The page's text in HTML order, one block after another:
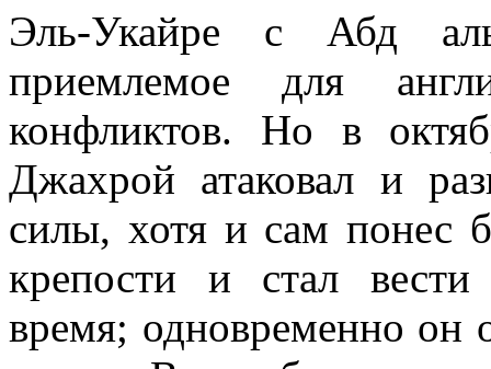
Эль-Укайре с Абд
приемлемое для
конфликтов. Но в
Джахрой атаковал и
силы, хотя и сам понес
крепости и стал
время; одновременно он